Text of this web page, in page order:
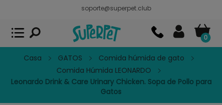
soporte@superpet.club
0
Casa GATOS
Comida húmida de gato
Comida Húmida LEONARDO
Leonardo Drink & Care Urinary Chicken. Sopa de Pollo para
Gatos
Superpet, comida para mascotas
APP GRATIS - En Google Play